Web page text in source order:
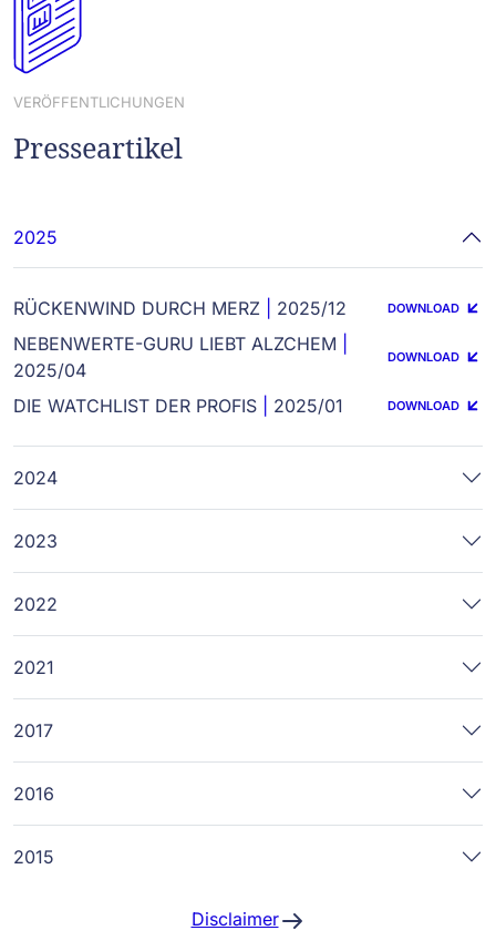
VERÖFFENTLICHUNGEN
Presseartikel
2025
RÜCKENWIND DURCH MERZ 2025/12 DOWNLOAD
NEBENWERTE-GURU LIEBT ALZCHEM
2025/04
DOWNLOAD
DIE WATCHLIST DER PROFIS 2025/01 DOWNLOAD
2024
2023
2022
2021
2017
2016
2015
Disclaimer